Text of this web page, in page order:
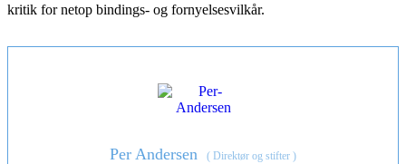
kritik for netop bindings- og fornyelsesvilkår.
Per Andersen ( Direktør og stifter )